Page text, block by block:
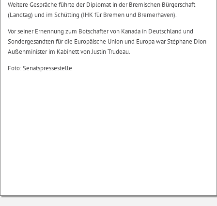
Weitere Gespräche führte der Diplomat in der Bremischen Bürgerschaft
(Landtag) und im Schütting (IHK für Bremen und Bremerhaven).
Vor seiner Ernennung zum Botschafter von Kanada in Deutschland und
Sondergesandten für die Europäische Union und Europa war Stéphane Dion
Außenminister im Kabinett von Justin Trudeau.
Foto: Senatspressestelle